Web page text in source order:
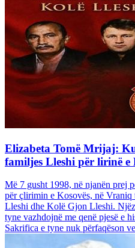
Elizabeta Tomë Mrijaj:
familjes Lleshi për lirinë e
Më 7 gusht 1998, në njanën prej
për çlirimin e Kosovës, në
Lleshi dhe Kolë Gjon Lleshi.
tyne vazhdojnë me qenë pjesë e
Sakrifica e tyne nuk përfaqëson